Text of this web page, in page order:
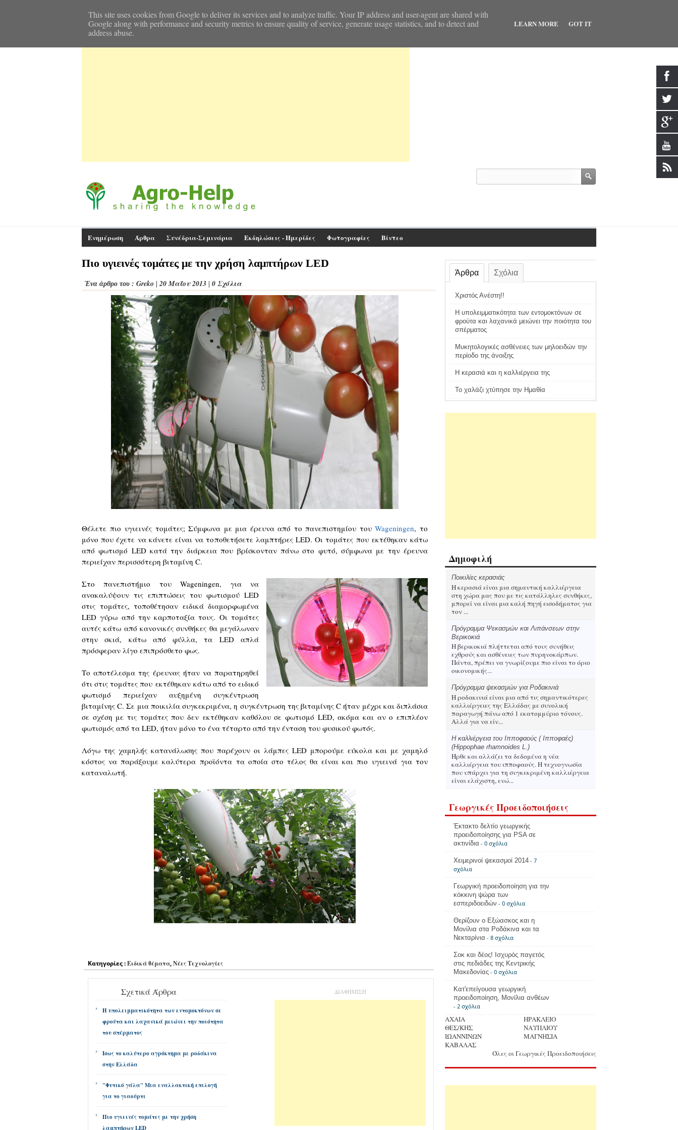
Ενημέρωση Άρθρα Συνέδρια-Σεμινάρια Εκδηλώσεις - Ημερίδες Φωτογραφίες Βίντεο
Πιο υγιεινές τομάτες με την χρήση λαμπτήρων LED
Ένα άρθρο του : Greko |20 Μαΐου 2013 0 Σχόλια
Θέλετε πιο υγιεινές τομάτες; Σύμφωνα με μια έρευνα από το πανεπιστημίου τουWageningen, το
μόνο που έχετε να κάνετε είναι να τοποθετήσετε λαμπτήρες LED. Οι τομάτες που εκτέθηκαν κάτω
από φωτισμό LED κατά την διάρκεια που βρίσκονταν πάνω στο φυτό, σύμφωνα με την έρευνα
περιείχαν περισσότερη βιταμίνη C.
Στο πανεπιστήμιο του Wageningen, για να
ανακαλύψουν τις επιπτώσεις του φωτισμού LED
στις τομάτες, τοποθέτησαν ειδικά διαμορφωμένα
LED γύρω από την καρποταξία τους. Οι τομάτες
αυτές κάτω από κανονικές συνθήκες θα μεγάλωναν
στην σκιά, κάτω από φύλλα, τα LED απλά
πρόσφεραν λίγο επιπρόσθετο φως.
Το αποτέλεσμα της έρευνας ήταν να παρατηρηθεί
ότι στις τομάτες που εκτέθηκαν κάτω από το ειδικό
φωτισμό περιείχαν αυξημένη συγκέντρωση
βιταμίνης C. Σε μια ποικιλία συγκεκριμένα, η συγκέντρωση της βιταμίνης C ήταν μέχρι και διπλάσια
σε σχέση με τις τομάτες που δεν εκτέθηκαν καθόλου σε φωτισμό LED, ακόμα και αν ο επιπλέον
φωτισμός από τα LED, ήταν μόνο το ένα τέταρτο από την ένταση του φυσικού φωτός.
Λόγω της χαμηλής κατανάλωσης που παρέχουν οι λάμπες LED μπορούμε εύκολα και με χαμηλό
κόστος να παράξουμε καλύτερα προϊόντα τα οποία στο τέλος θα είναι και πιο υγιεινά για τον
καταναλωτή.
Κατηγορίες :Ειδικά θέματα,Νέες Τεχνολογίες
Σχετικά Άρθρα
Η υπολειμματικότητα των εντομοκτόνων σε
φρούτα και λαχανικά μειώνει την ποιότητα
του σπέρματος
Ίσως το καλύτερο αγρόκτημα με ροδάκινα
στην Ελλάδα
"Φυτικό γάλα" Μια εναλλακτική επιλογή
για το γιαούρτι
Πιο υγιεινές τομάτες με την χρήση
λαμπτήρων LED
ΔΙΑΦΗΜΙΣΗ
Άρθρα Σχόλια
Χριστός Ανέστη!!
Η υπολειμματικότητα των εντομοκτόνων σε
φρούτα και λαχανικά μειώνει την ποιότητα του
σπέρματος
Μυκητολογικές ασθένειες των μηλοειδών την
περίοδο της άνοιξης
Η κερασιά και η καλλιέργεια της
Το χαλάζι χτύπησε την Ημαθία
Δημοφιλή
Ποικιλίες κερασιάς
Η κερασιά είναι μια σημαντική καλλιέργεια
στη χώρα μας που με τις κατάλληλες συνθήκες,
μπορεί να είναι μια καλή πηγή εισοδήματος για
τον ...
Πρόγραμμα Ψεκασμών και Λιπάνσεων στην
Βερικοκιά
Η βερικοκιά πλήττεται από τους συνήθεις
εχθρούς και ασθένειες των πυρηνοκάρπων.
Πάντα, πρέπει να γνωρίζουμε πιο είναι το όριο
οικονομικής...
Πρόγραμμα ψεκασμών για Ροδακινιά
Η ροδακινιά είναι μια από τις σημαντικότερες
καλλιέργειες της Ελλάδας με συνολική
παραγωγή πάνω από 1 εκατομμύριο τόνους.
Αλλά για να είν...
Η καλλιέργεια του Ιπποφαούς ( Ιπποφαές)
(Hippophae rhamnoides L.)
Ήρθε και αλλάζει τα δεδομένα η νέα
καλλιέργεια του ιπποφαούς. Η τεχνογνωσία
που υπάρχει για τη συγκεκριμένη καλλιέργεια
είναι ελάχιστη, ενώ...
Γεωργικές Προειδοποιήσεις
Έκτακτο δελτίο γεωργικής
προειδοποίησης για PSA σε
ακτινίδια - 0 σχόλια
Χειμερινοί ψεκασμοί 2014 - 7
σχόλια
Γεωργική προειδοποίηση για την
κόκκινη ψώρα των
εσπεριδοειδών - 0 σχόλια
Θερίζουν ο Εξώασκος και η
Μονίλια στα Ροδάκινα και τα
Νεκταρίνια - 8 σχόλια
Σοκ και δέος! Ισχυρός παγετός
στις πεδιάδες της Κεντρικής
Μακεδονίας - 0 σχόλια
Κατ'επείγουσα γεωργική
προειδοποίηση, Μονίλια ανθέων
- 2 σχόλια
ΑΧΑΙΑ
ΗΡΑΚΛΕΙΟ
ΘΕΣ/ΚΗΣ
ΝΑΥΠΛΙΟΥ
ΙΩΑΝΝΙΝΩΝ
ΜΑΓΝΗΣΙΑ
ΚΑΒΑΛΑΣ
Όλες οι Γεωργικές Προειδοποιήσεις
This site uses cookies from Google to deliver its services and to analyze traffic. Your IP address and user-agent are shared with
Google along with performance and security metrics to ensure quality of service, generate usage statistics, and to detect and
address abuse.
LEARN MORE GOT IT